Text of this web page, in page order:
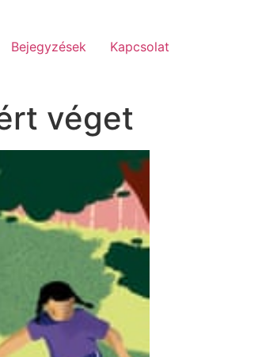
Bejegyzések Kapcsolat
véget